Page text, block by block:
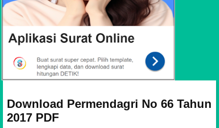
Download Permendagri No 66 Tahun
2017 PDF